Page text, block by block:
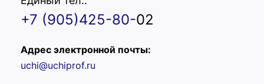
+7 (905)425-80-02
Адрес электронной почты:
uchi@uchiprof.ru